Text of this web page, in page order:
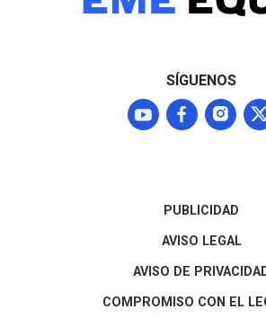
SÍGUENOS
PUBLICIDAD
AVISO LEGAL
AVISO DE
COMPROMISO CON EL